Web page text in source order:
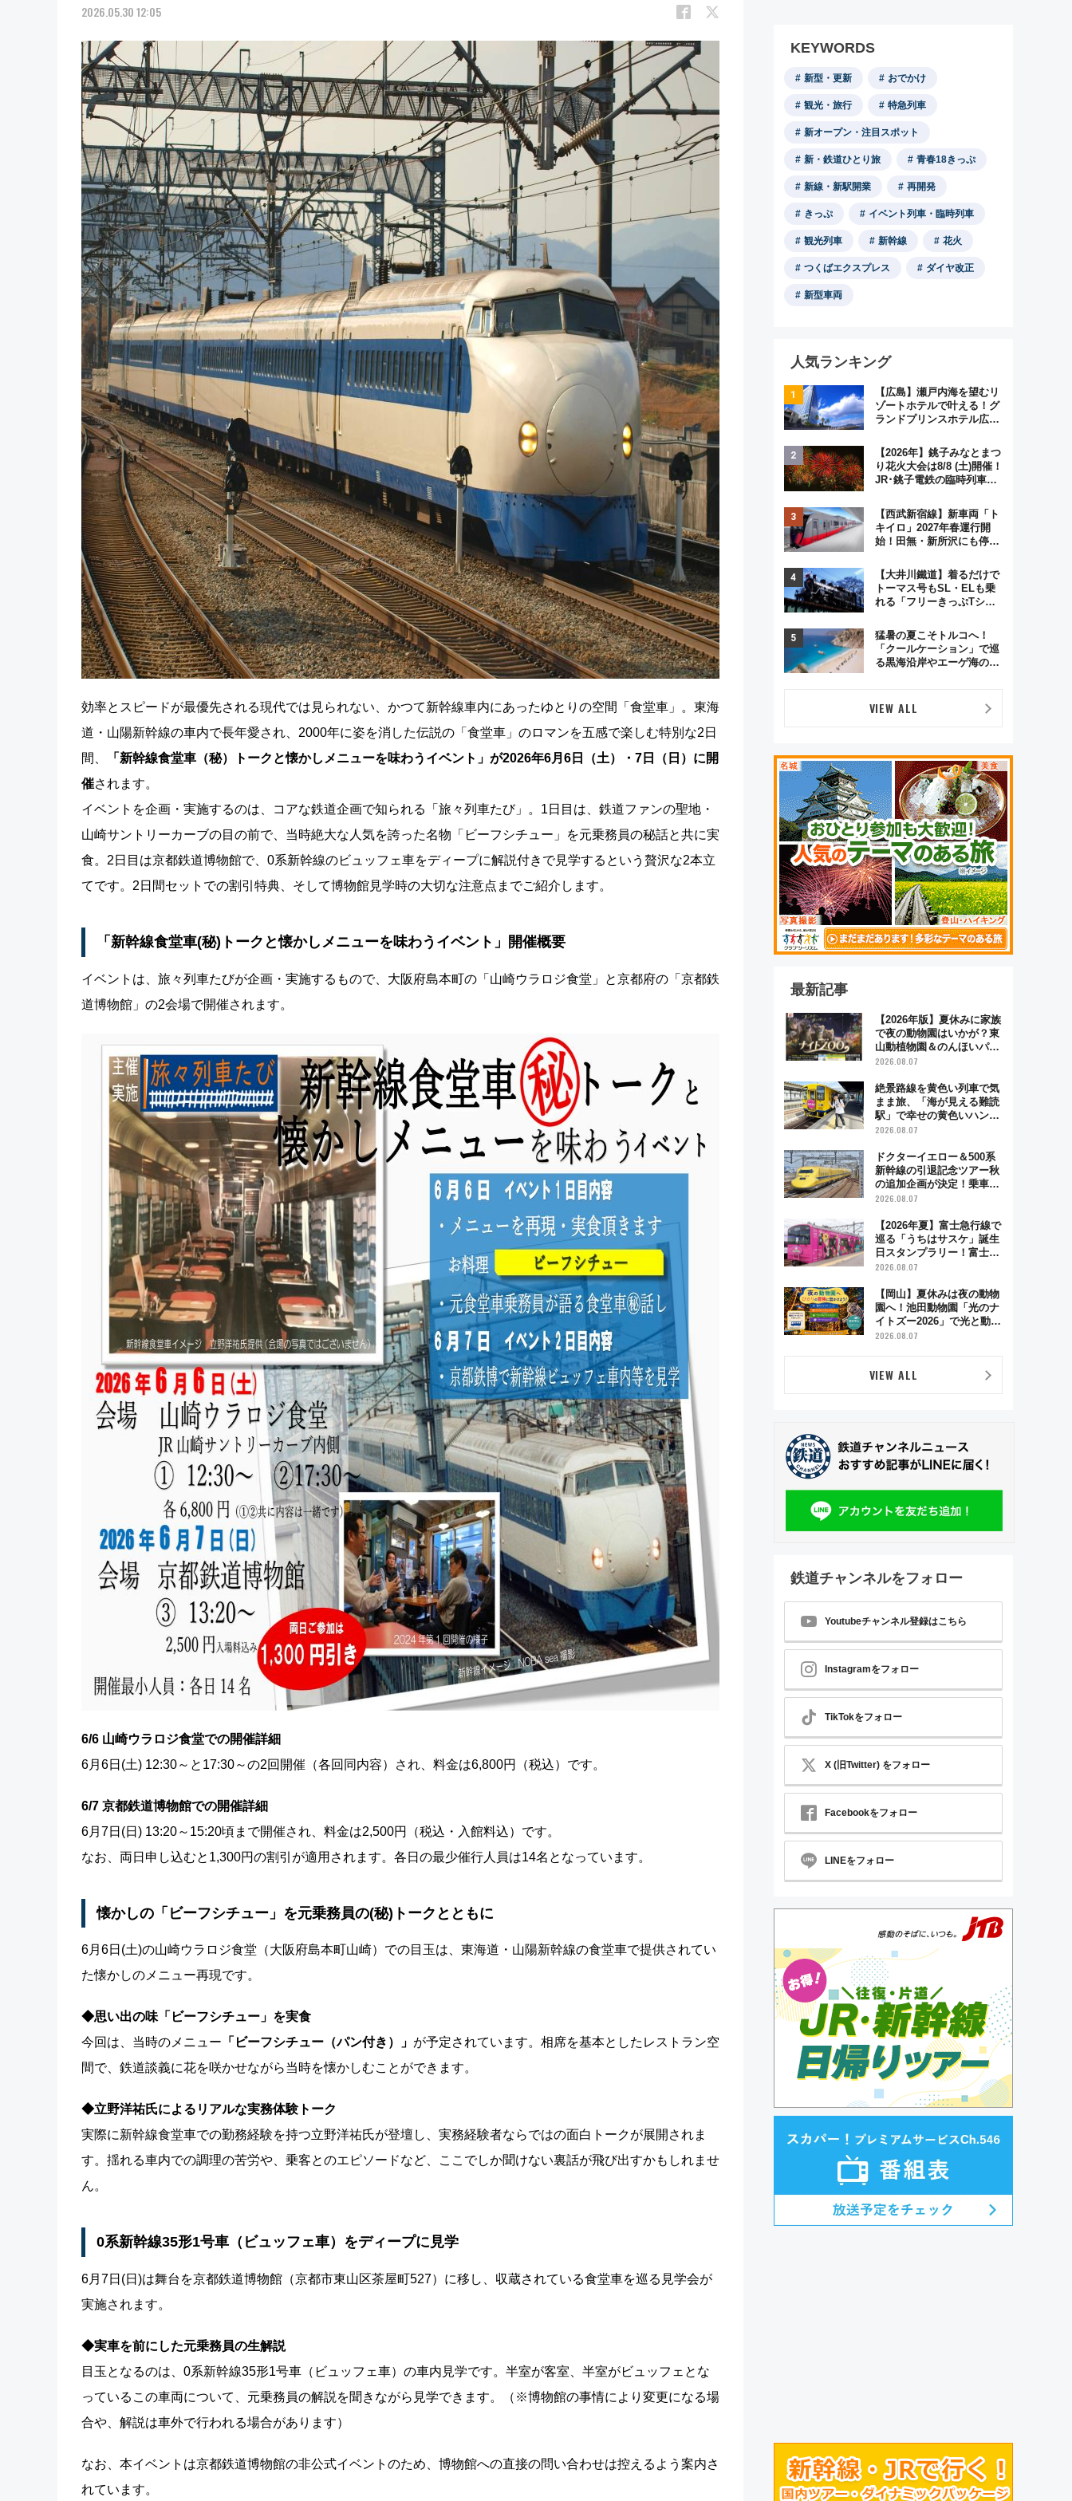
2026.05.30 12:05
効率とスピードが最優先される現代では見られない、かつて新幹線車内にあったゆとりの空間「食堂車」。東海
道・山陽新幹線の車内で長年愛され、2000年に姿を消した伝説の「食堂車」のロマンを五感で楽しむ特別な2日
間、
「新幹線食堂車（秘）トークと懐かしメニューを味わうイベント」が2026年6月6日（土）・7日（日）に開
催されます。
イベントを企画・実施するのは、コアな鉄道企画で知られる「旅々列車たび」。1日目は、鉄道ファンの聖地・
山崎サントリーカーブの目の前で、当時絶大な人気を誇った名物「ビーフシチュー」を元乗務員の秘話と共に実
食。2日目は京都鉄道博物館で、0系新幹線のビュッフェ車をディープに解説付きで見学するという贅沢な2本立
てです。2日間セットでの割引特典、そして博物館見学時の大切な注意点までご紹介します。
「新幹線食堂車(秘)トークと懐かしメニューを味わうイベント」開催概要
イベントは、旅々列車たびが企画・実施するもので、大阪府島本町の「山崎ウラロジ食堂」と京都府の「京都鉄
道博物館」の2会場で開催されます。
6/6 山崎ウラロジ食堂での開催詳細
6月6日(土) 12:30～と17:30～の2回開催（各回同内容）され、料金は6,800円（税込）です。
6/7 京都鉄道博物館での開催詳細
6月7日(日) 13:20～15:20頃まで開催され、料金は2,500円（税込・入館料込）です。
なお、両日申し込むと1,300円の割引が適用されます。各日の最少催行人員は14名となっています。
懐かしの「ビーフシチュー」を元乗務員の(秘)トークとともに
6月6日(土)の山崎ウラロジ食堂（大阪府島本町山崎）での目玉は、東海道・山陽新幹線の食堂車で提供されてい
た懐かしのメニュー再現です。
◆思い出の味「ビーフシチュー」を実食
今回は、当時のメニュー 「ビーフシチュー（パン付き）」 が予定されています。相席を基本としたレストラン空
間で、鉄道談義に花を咲かせながら当時を懐かしむことができます。
◆立野洋祐氏によるリアルな実務体験トーク
実際に新幹線食堂車での勤務経験を持つ立野洋祐氏が登壇し、実務経験者ならではの面白トークが展開されま
す。揺れる車内での調理の苦労や、乗客とのエピソードなど、ここでしか聞けない裏話が飛び出すかもしれませ
ん。
0系新幹線35形1号車（ビュッフェ車）をディープに見学
6月7日(日)は舞台を京都鉄道博物館（京都市東山区茶屋町527）に移し、収蔵されている食堂車を巡る見学会が
実施されます。
◆実車を前にした元乗務員の生解説
目玉となるのは、0系新幹線35形1号車（ビュッフェ車）の車内見学です。半室が客室、半室がビュッフェとな
っているこの車両について、元乗務員の解説を聞きながら見学できます。（※博物館の事情により変更になる場
合や、解説は車外で行われる場合があります）
なお、本イベントは京都鉄道博物館の非公式イベントのため、博物館への直接の問い合わせは控えるよう案内さ
れています。
KEYWORDS
新型・更新 おでかけ
観光・旅行 特急列車
新オープン・注目スポット
新・鉄道ひとり旅 青春18きっぷ
新線・新駅開業 再開発
きっぷ イベント列車・臨時列車
観光列車 新幹線 花火
つくばエクスプレス ダイヤ改正
新型車両
人気ランキング
【広島】瀬戸内海を望むリ
ゾートホテルで叶える！グ
ランドプリンスホテル広島
ジュアルパーティープラン
【2026年】銚子みなとまつ
り花火大会は8/8 (土)開催！
JR･銚子電鉄の臨時列車や
く8,000発の大迫力＆屋台
を満喫
【西武新宿線】新車両「ト
キイロ」2027年春運行開
始！田無・新所沢にも停
弾」も
【大井川鐵道】着るだけで
トーマス号もSL・ELも乗
れる「フリーきっぷTシャ
猛暑の夏こそトルコへ！
「クールケーション」で巡
る黒海沿岸やエーゲ海の避
オも認める『2026年に訪れ
るべき世界の旅先』
VIEW ALL
最新記事
【2026年版】夏休みに家族
で夜の動物園はいかが？東
山動植物園＆のんほいパー
ク「ナイトZOO」開催情報
2026.08.07
絶景路線を黄色い列車で気
まま旅、「海が見える難読
駅」で幸せの黄色いハンカ
チに願いを 「新・鉄道ひ
「島原鉄道」
2026.08.07
ドクターイエロー＆500系
新幹線の引退記念ツアー秋
の追加企画が決定！乗車体
験やグッズ・ホテル情報ま
2026.08.07
【2026年夏】富士急行線で
巡る「うちはサスケ」誕生
日スタンプラリー！富士急
ハイランド限定グルメ＆グ
2026.08.07
【岡山】夏休みは夜の動物
園へ！池田動物園「光のナ
イトズー2026」で光と動物
が彩る特別な夜
2026.08.07
VIEW ALL
鉄道チャンネルをフォロー
Youtubeチャンネル登録はこちら
Instagramをフォロー
TikTokをフォロー
X (旧Twitter) をフォロー
Facebookをフォロー
LINEをフォロー